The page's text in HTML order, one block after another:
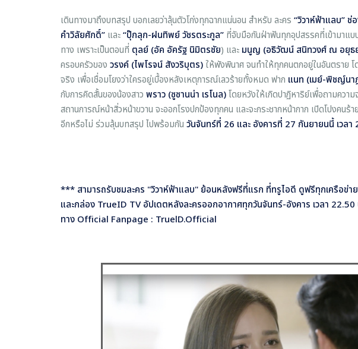
เดินทางมาถึงบทสรุป บอกเลยว่าลุ้นตัวโก่งทุกฉากแน่นอน สำหรับ ละคร “วิวาห์ฟ้าแลบ” ช่
คำวิลัยศักดิ์” และ“ปุ๊กลุก-ฝนทิพย์ วัชรตระกูล” ที่จับมือกันฝ่าฟันทุกอุปสรรคที่เข้ามาแ
ทาง เพราะเป็นตอนที่ ตุลย์ (อัค อัครัฐ นิมิตรชัย) และ มนูญ (อธิวัฒน์ สนิทวงศ์ ณ อยุธ
ครอบครัวของ วรงค์ (ไพโรจน์ สังวริบุตร)ให้พังพินาศ จนทำให้ทุกคนตกอยู่ในอันตราย โ
จริง เพื่อเชื่อมโยงว่าใครอยู่เบื้องหลังเหตุการณ์เลวร้ายทั้งหมด ฟาก แนท (เมย์-พิชญ์นา
กับการคิดสั้นของน้องสาว พราว (ซูซานน่า เรโนล)โดยหวังให้เกิดปาฏิหาริย์เพื่อถามควา
สถานการณ์หน้าสิ่วหน้าขวาน จะออกโรงปกป้องทุกคน และจะกระชากหน้ากาก เปิดโปงคนร้
อีกหรือไม่ ร่วมลุ้นบทสรุป ไปพร้อมกัน วันจันทร์ที่ 26 และ อังคารที่ 27 กันยายนนี้ เวลา
*** สามารถรับชมละคร "วิวาห์ฟ้าแลบ" ย้อนหลังฟรีที่แรก ที่ทรูไอดี ดูฟรีทุกเครือข่า
และกล่อง TrueID TV อัปเดตหลังละครออกอากาศทุกวันจันทร์-อังคาร เวลา
ทาง Official Fanpage : TruelD.Official